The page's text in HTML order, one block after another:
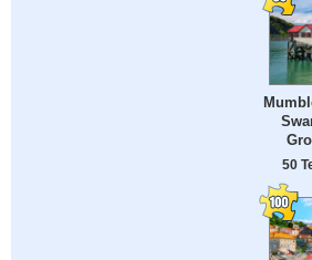
50